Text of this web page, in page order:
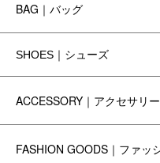
BAG｜バッグ
SHOES｜シューズ
ACCESSORY｜アクセサリー
FASHION GOODS｜ファッ